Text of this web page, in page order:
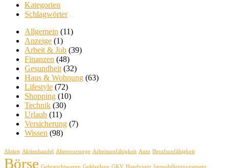
Kategorien
Schlagwörter
Allgemein (11)
Anzeige (1)
Arbeit & Job (39)
Finanzen (48)
Gesundheit (32)
Haus & Wohnung (63)
Lifestyle (72)
Shopping (10)
Technik (30)
Urlaub (11)
Versicherung (7)
Wissen (98)
Aktien Aktienhandel Altersvorsorge Arbeitsunfähigkeit Auto Berufsunfähigkeit
Börse Gebrauchtwagen Geldanlage GKV Handynetz Immobilieninvestment